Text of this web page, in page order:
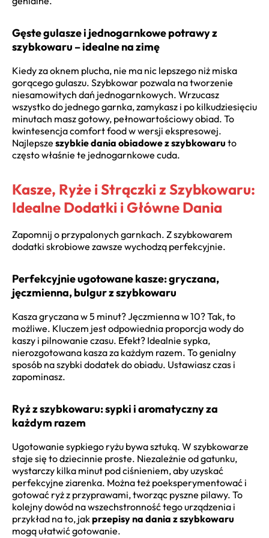
Gęste gulasze i jednogarnkowe potrawy z
szybkowaru – idealne na zimę
Kiedy za oknem plucha, nie ma nic lepszego niż miska
gorącego gulaszu. Szybkowar pozwala na tworzenie
niesamowitych dań jednogarnkowych. Wrzucasz
wszystko do jednego garnka, zamykasz i po kilkudziesięciu
minutach masz gotowy, pełnowartościowy obiad. To
kwintesencja comfort food w wersji ekspresowej.
Najlepsze szybkie dania obiadowe z szybkowaru to
często właśnie te jednogarnkowe cuda.
Kasze, Ryże i Strączki z Szybkowaru:
Idealne Dodatki i Główne Dania
Zapomnij o przypalonych garnkach. Z szybkowarem
dodatki skrobiowe zawsze wychodzą perfekcyjnie.
Perfekcyjnie ugotowane kasze: gryczana,
jęczmienna, bulgur z szybkowaru
Kasza gryczana w 5 minut? Jęczmienna w 10? Tak, to
możliwe. Kluczem jest odpowiednia proporcja wody do
kaszy i pilnowanie czasu. Efekt? Idealnie sypka,
nierozgotowana kasza za każdym razem. To genialny
sposób na szybki dodatek do obiadu. Ustawiasz czas i
zapominasz.
Ryż z szybkowaru: sypki i aromatyczny za
każdym razem
Ugotowanie sypkiego ryżu bywa sztuką. W szybkowarze
staje się to dziecinnie proste. Niezależnie od gatunku,
wystarczy kilka minut pod ciśnieniem, aby uzyskać
perfekcyjne ziarenka. Można też poeksperymentować i
gotować ryż z przyprawami, tworząc pyszne pilawy. To
kolejny dowód na wszechstronność tego urządzenia i
przykład na to, jakprzepisy na dania z szybkowaru
mogą ułatwić gotowanie.